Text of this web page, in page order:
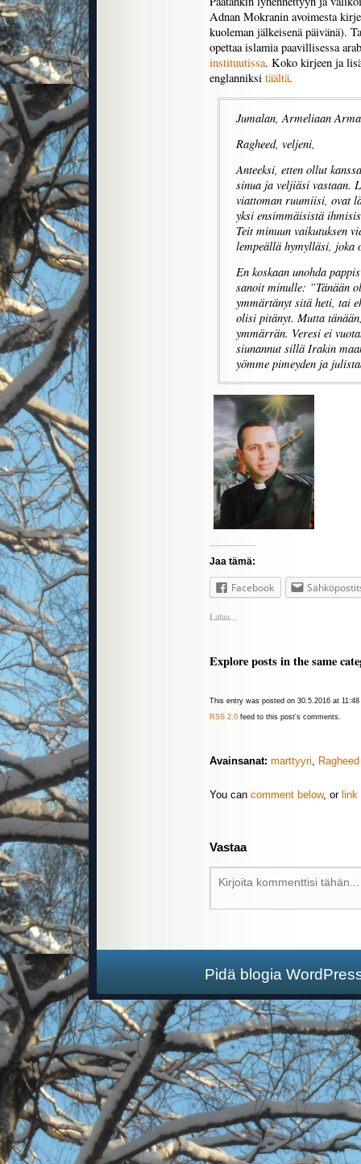
Adnan Mokranin avoimesta
kuoleman jälkeisenä päivänä).
opettaa islamia paavillisessa
instituutissa. Koko kirjeen ja
englanniksi täältä.
Jumalan, Armeliaan
Ragheed, veljeni,
Anteeksi, etten ollut
sinua ja veljiäsi vastaan.
viattoman ruumiisi, ovat
yksi ensimmäisistä
Teit minuun vaikutuksen
lempeällä hymylläsi, joka
En koskaan unohda
sanoit minulle: ”Tänään
ymmärtänyt sitä heti, tai
olisi pitänyt. Mutta
ymmärrän. Veresi ei
siunannut sillä Irakin
yömme pimeyden ja
Jaa tämä:
Facebook
Lataa...
Explore posts in the same
This entry was posted on 30.5.2016 at
RSS 2.0 feed to this post's comments.
Avainsanat: marttyyri
You can comment below, or link
Vastaa
Pidä blogia